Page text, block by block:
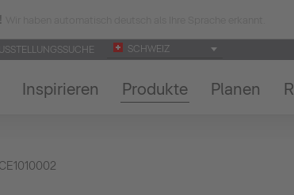
SCHWEIZ
Inspirieren Produkte Planen
CE1010002